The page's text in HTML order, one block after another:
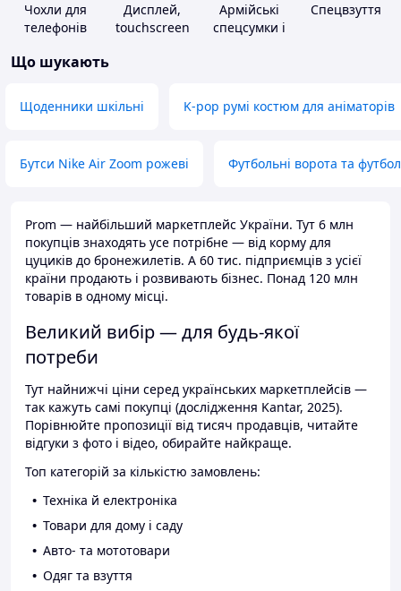
Чохли для
телефонів
Дисплей,
touchscreen
Армійські
спецсумки і
Спецвзуття
Що шукають
Щоденники шкільні K-pop румі костюм для аніматорів
Бутси Nike Air Zoom рожеві Футбольні ворота та
Prom — найбільший маркетплейс України. Тут 6 млн
покупців знаходять усе потрібне — від корму для
цуциків до бронежилетів. А 60 тис. підприємців з усієї
країни продають і розвивають бізнес. Понад 120 млн
товарів в одному місці.
Великий вибір — для будь-якої
потреби
Тут найнижчі ціни серед українських маркетплейсів —
так кажуть самі покупці (дослідження Kantar, 2025).
Порівнюйте пропозиції від тисяч продавців, читайте
відгуки з фото і відео, обирайте найкраще.
Топ категорій за кількістю замовлень:
Техніка й електроніка
Товари для дому і саду
Авто- та мототовари
Одяг та взуття